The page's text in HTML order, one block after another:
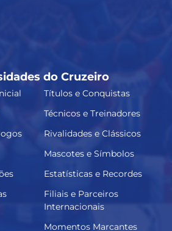
do Cruzeiro
Títulos e Conquistas
Técnicos e Treinadores
Rivalidades e Clássicos
Mascotes e Símbolos
Estatísticas e Recordes
Filiais e Parceiros
Internacionais
Momentos Marcantes